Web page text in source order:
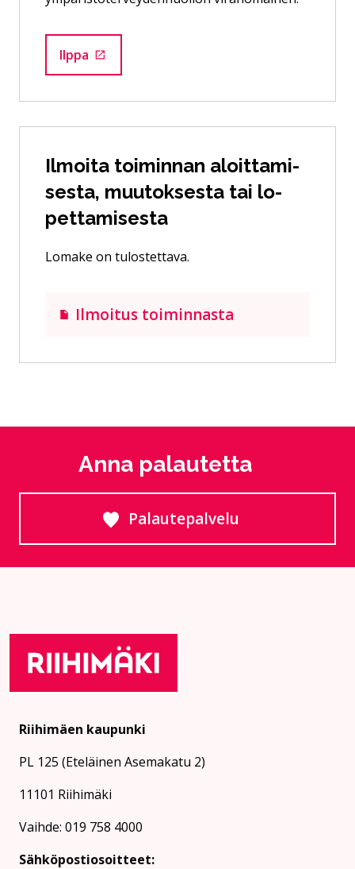
Ilppa
Siirtyy ulkoiselle sivustolle
Il­moi­ta toi­min­nan aloit­ta­mi­
ses­ta, muu­tok­ses­ta tai lo­
pet­ta­mi­ses­ta
Lomake on tulostettava.
Ilmoitus toiminnasta
Anna palautetta
Palautepalvelu
Siirtyy ulkoiselle
Riihimäen kaupunki
PL 125 (Eteläinen Asemakatu 2)
11101 Riihimäki
Vaihde: 019 758 4000
Sähköpostiosoitteet: